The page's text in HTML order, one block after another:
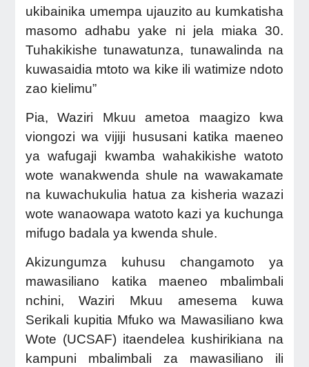
ukibainika umempa ujauzito au kumkatisha
masomo adhabu yake ni jela miaka 30.
Tuhakikishe tunawatunza, tunawalinda na
kuwasaidia mtoto wa kike ili watimize ndoto
zao kielimu”
Pia, Waziri Mkuu ametoa maagizo kwa
viongozi wa vijiji hususani katika maeneo
ya wafugaji kwamba wahakikishe watoto
wote wanakwenda shule na wawakamate
na kuwachukulia hatua za kisheria wazazi
wote wanaowapa watoto kazi ya kuchunga
mifugo badala ya kwenda shule.
Akizungumza kuhusu changamoto ya
mawasiliano katika maeneo mbalimbali
nchini, Waziri Mkuu amesema kuwa
Serikali kupitia Mfuko wa Mawasiliano kwa
Wote (UCSAF) itaendelea kushirikiana na
kampuni mbalimbali za mawasiliano ili